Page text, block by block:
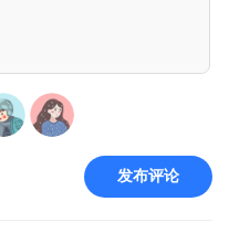
发布评论